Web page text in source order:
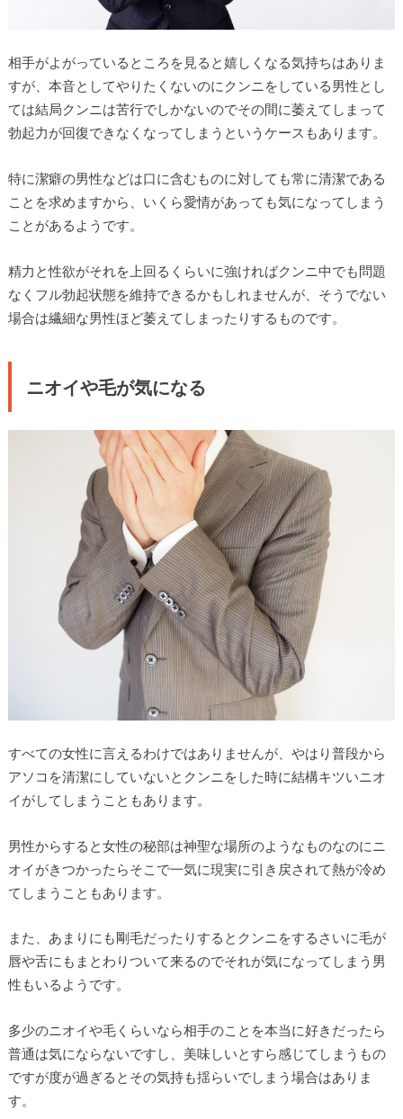
相手がよがっているところを見ると嬉しくなる気持ちはありま
すが、本音としてやりたくないのにクンニをしている男性とし
ては結局クンニは苦行でしかないのでその間に萎えてしまって
勃起力が回復できなくなってしまうというケースもあります。
特に潔癖の男性などは口に含むものに対しても常に清潔である
ことを求めますから、いくら愛情があっても気になってしまう
ことがあるようです。
精力と性欲がそれを上回るくらいに強ければクンニ中でも問題
なくフル勃起状態を維持できるかもしれませんが、そうでない
場合は繊細な男性ほど萎えてしまったりするものです。
ニオイや毛が気になる
すべての女性に言えるわけではありませんが、やはり普段から
アソコを清潔にしていないとクンニをした時に結構キツいニオ
イがしてしまうこともあります。
男性からすると女性の秘部は神聖な場所のようなものなのにニ
オイがきつかったらそこで一気に現実に引き戻されて熱が冷め
てしまうこともあります。
また、あまりにも剛毛だったりするとクンニをするさいに毛が
唇や舌にもまとわりついて来るのでそれが気になってしまう男
性もいるようです。
多少のニオイや毛くらいなら相手のことを本当に好きだったら
普通は気にならないですし、美味しいとすら感じてしまうもの
ですが度が過ぎるとその気持も揺らいでしまう場合はありま
す。